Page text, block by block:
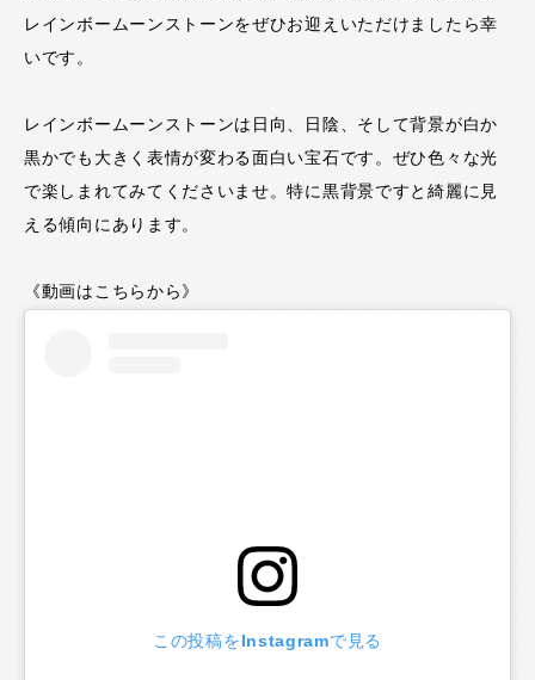
レインボームーンストーンをぜひお迎えいただけましたら幸
いです。
レインボームーンストーンは日向、日陰、そして背景が白か
黒かでも大きく表情が変わる面白い宝石です。ぜひ色々な光
で楽しまれてみてくださいませ。特に黒背景ですと綺麗に見
える傾向にあります。
《動画はこちらから》
この投稿をInstagramで見る